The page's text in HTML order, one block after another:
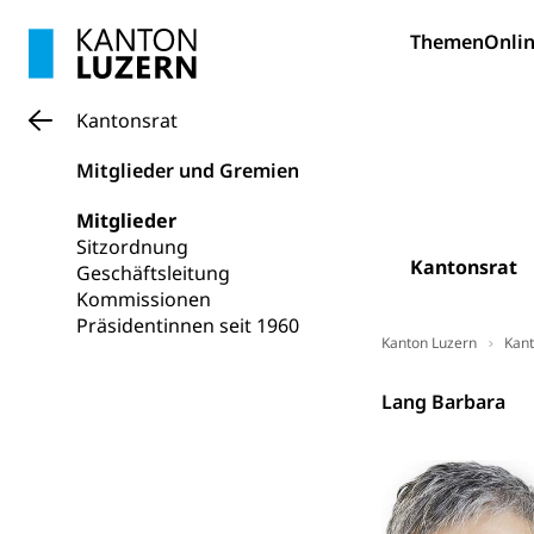
Themen
Kantonsrat
Kantonsrat
Mitglieder und Gremien
Mitglieder
Sitzordnung
Geschäftsleitung
Kommissionen
Präsidentinnen seit 1960
Kanton Luzern
Kantonsrat
Lang Barbara
Ärztliche
Militär